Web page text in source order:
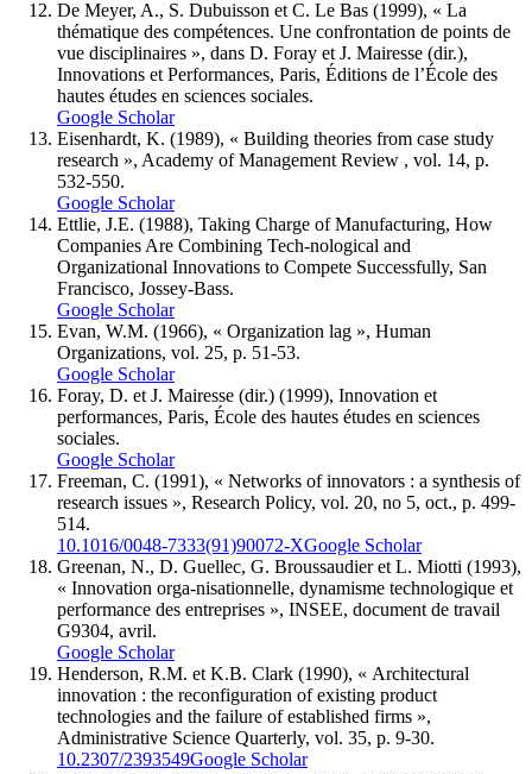
De Meyer, A., S. Dubuisson et C. Le Bas (1999), « La
thématique des compétences. Une confrontation de points de
vue disciplinaires », dans D. Foray et J. Mairesse (dir.),
Innovations et Performances, Paris, Éditions de l’École des
hautes études en sciences sociales.
Google Scholar
Eisenhardt, K. (1989), « Building theories from case study
research », Academy of Management Review , vol. 14, p.
532-550.
Google Scholar
Ettlie, J.E. (1988), Taking Charge of Manufacturing, How
Companies Are Combining Tech-nological and
Organizational Innovations to Compete Successfully, San
Francisco, Jossey-Bass.
Google Scholar
Evan, W.M. (1966), « Organization lag », Human
Organizations, vol. 25, p. 51-53.
Google Scholar
Foray, D. et J. Mairesse (dir.) (1999), Innovation et
performances, Paris, École des hautes études en sciences
sociales.
Google Scholar
Freeman, C. (1991), « Networks of innovators : a synthesis of
research issues », Research Policy, vol. 20, no 5, oct., p. 499-
514.
10.1016/0048-7333(91)90072-XGoogle Scholar
Greenan, N., D. Guellec, G. Broussaudier et L. Miotti (1993),
« Innovation orga-nisationnelle, dynamisme technologique et
performance des entreprises », INSEE, document de travail
G9304, avril.
Google Scholar
Henderson, R.M. et K.B. Clark (1990), « Architectural
innovation : the reconfiguration of existing product
technologies and the failure of established firms »,
Administrative Science Quarterly, vol. 35, p. 9-30.
10.2307/2393549Google Scholar